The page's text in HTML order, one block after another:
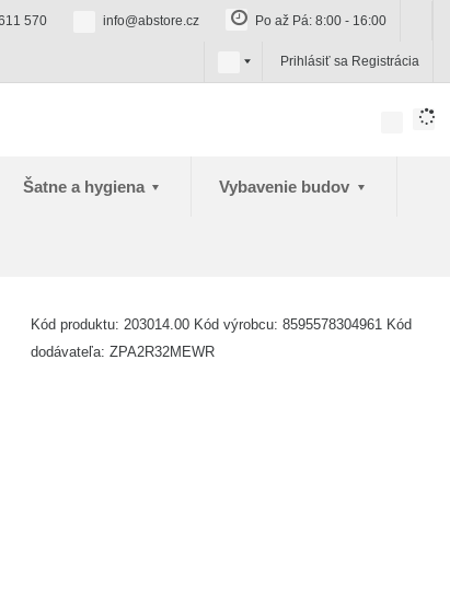
570 info@abstore.cz Po až Pá: 8:00 - 16:00
s
k
Prihlásiť sa Registrácia
Šatne a hygiena Vybavenie budov
Kód produktu: 203014.00 Kód výrobcu: 8595578304961
Kód
dodávateľa: ZPA2R32MEWR